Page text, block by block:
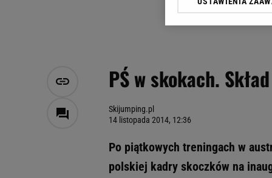
PŚ w skokach.
Skijumping.pl
14 listopada 2014, 12:36
Po piątkowych treningach w
polskiej kadry skoczków na
Klikając „Akceptuję”
Zaufanych Partnerów i
My, nasi Zaufani
badnie odbiorców i